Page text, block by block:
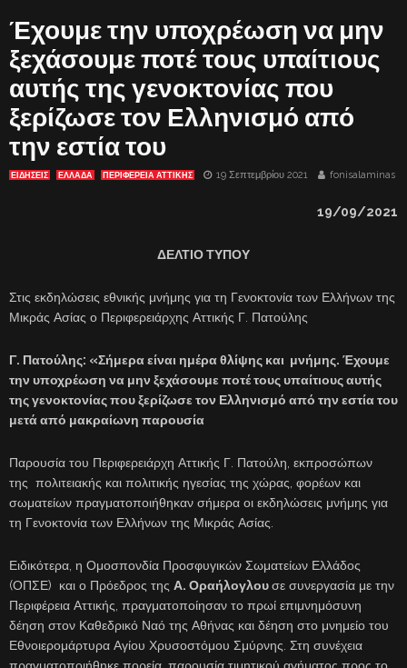
Έχουμε την υποχρέωση να μην
ξεχάσουμε ποτέ τους υπαίτιους
αυτής της γενοκτονίας που
ξερίζωσε τον Ελληνισμό από
την εστία του
ΕΙΔΗΣΕΙΣ ΕΛΛΑΔΑ ΠΕΡΙΦΕΡΕΙΑ ΑΤΤΙΚΗΣ 19 Σεπτεμβρίου 2021 fonisalaminas
19/09/2021
ΔΕΛΤΙΟ ΤΥΠΟΥ
Στις εκδηλώσεις εθνικής μνήμης για τη Γενοκτονία των Ελλήνων της
Μικράς Ασίας ο Περιφερειάρχης Αττικής Γ. Πατούλης
Γ. Πατούλης: «Σήμερα είναι ημέρα θλίψης και μνήμης. Έχουμε
την υποχρέωση να μην ξεχάσουμε ποτέ τους υπαίτιους αυτής
της γενοκτονίας που ξερίζωσε τον Ελληνισμό από την εστία του
μετά από μακραίωνη παρουσία
Παρουσία του Περιφερειάρχη Αττικής Γ. Πατούλη, εκπροσώπων
της πολιτειακής και πολιτικής ηγεσίας της χώρας, φορέων και
σωματείων πραγματοποιήθηκαν σήμερα οι εκδηλώσεις μνήμης για
τη Γενοκτονία των Ελλήνων της Μικράς Ασίας.
Ειδικότερα, η Ομοσπονδία Προσφυγικών Σωματείων Ελλάδος
(ΟΠΣΕ) και ο Πρόεδρος της Α. Οραήλογλουσε συνεργασία με την
Περιφέρεια Αττικής, πραγματοποίησαν το πρωί επιμνημόσυνη
δέηση στον Καθεδρικό Ναό της Αθήνας και δέηση στο μνημείο του
Εθνοιερομάρτυρα Αγίου Χρυσοστόμου Σμύρνης. Στη συνέχεια
πραγματοποιήθηκε πορεία, παρουσία τιμητικού αγήματος προς το